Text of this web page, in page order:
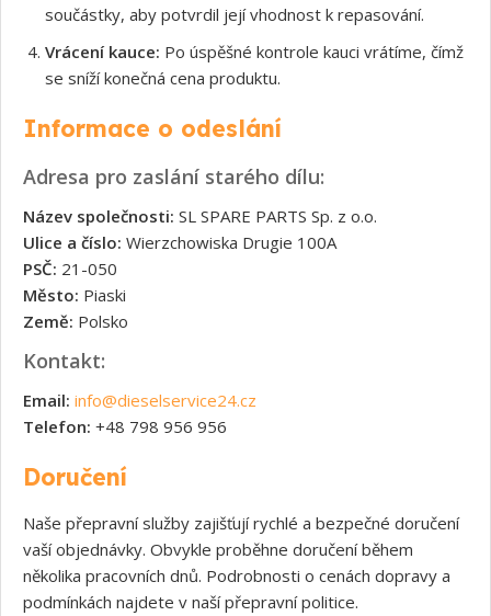
součástky, aby potvrdil její vhodnost k repasování.
Vrácení kauce: Po úspěšné kontrole kauci vrátíme, čímž
se sníží konečná cena produktu.
Informace o odeslání
Adresa pro zaslání starého dílu:
Název společnosti: SL SPARE PARTS Sp. z o.o.
Ulice a číslo: Wierzchowiska Drugie 100A
PSČ: 21-050
Město: Piaski
Země: Polsko
Kontakt:
Email: info@dieselservice24.cz
Telefon: +48 798 956 956
Doručení
Naše přepravní služby zajišťují rychlé a bezpečné doručení
vaší objednávky. Obvykle proběhne doručení během
několika pracovních dnů. Podrobnosti o cenách dopravy a
podmínkách najdete v naší přepravní politice.